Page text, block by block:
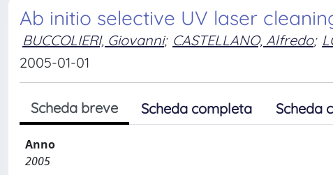
Ab initio selective UV laser
BUCCOLIERI, Giovanni; CASTELLANO, Alfredo;
2005-01-01
Scheda breve Scheda completa Scheda
Anno
2005